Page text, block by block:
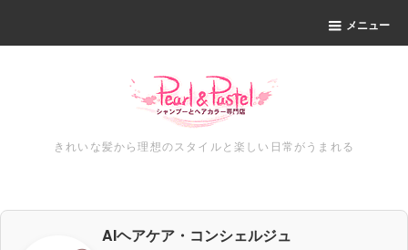
メニュー
きれいな髪から理想のスタイルと楽しい日常がうまれる
AIヘアケア・コンシェルジュ